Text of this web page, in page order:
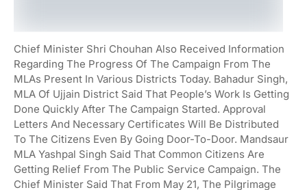
Chief Minister Shri Chouhan Also Received Information
Regarding The Progress Of The Campaign From The
MLAs Present In Various Districts Today. Bahadur Singh,
MLA Of Ujjain District Said That People’s Work Is Getting
Done Quickly After The Campaign Started. Approval
Letters And Necessary Certificates Will Be Distributed
To The Citizens Even By Going Door-To-Door. Mandsaur
MLA Yashpal Singh Said That Common Citizens Are
Getting Relief From The Public Service Campaign. The
Chief Minister Said That From May 21, The Pilgrimage